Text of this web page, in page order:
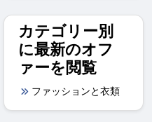
カテゴリー別
に最新のオフ
ァーを閲覧
ファッションと衣類